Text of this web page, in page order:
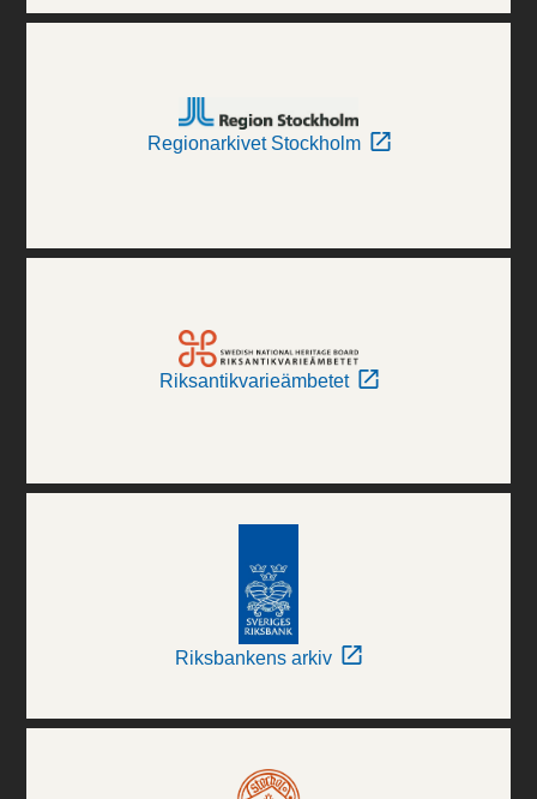
Regionarkivet Stockholm
Riksantikvarieämbetet
Riksbankens arkiv